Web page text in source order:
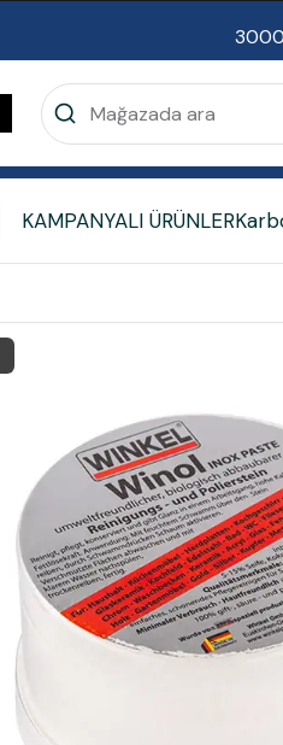
3000
KAMPANYALI ÜRÜNLER